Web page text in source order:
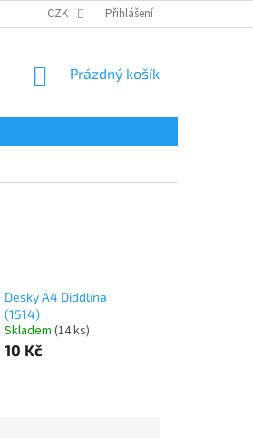
OBCHODNÍ PODMÍNKY OCHRANA OSOBNÍCH
CZK Přihlášení
NÁKUPNÍ
Prázdný košík
Desky A4 Diddlina
(1514)
Skladem (14 ks)
10 Kč